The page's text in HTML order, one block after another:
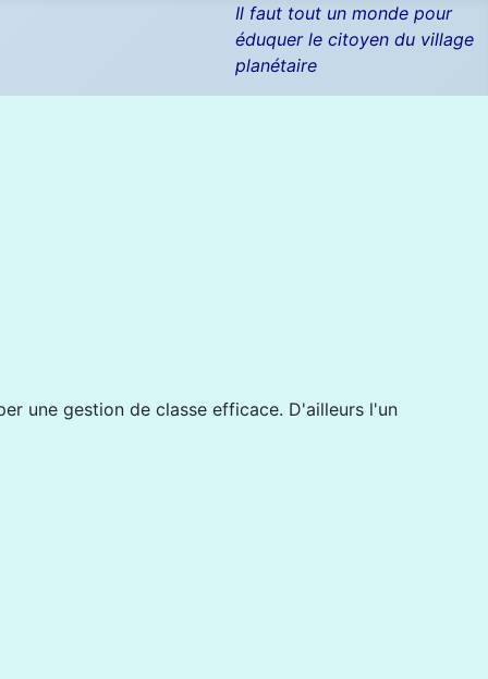
Il faut tout un monde pour
éduquer le citoyen du village
planétaire
une gestion de classe efficace. D'ailleurs l'un